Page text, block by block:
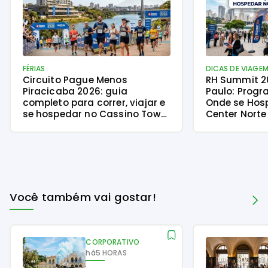
FÉRIAS
Circuito Pague Menos
Piracicaba 2026: guia
completo para correr, viajar e
se hospedar no Cassino Tower
DICAS DE VIAGEM
RH Summit
Paulo:
Onde se
Center Norte
Você também vai gostar!
CORPORATIVO
há5 HORAS